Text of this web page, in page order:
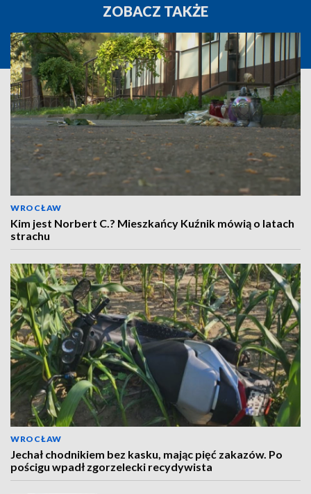
ZOBACZ TAKŻE
WROCŁAW
Kim jest Norbert C.? Mieszkańcy Kuźnik mówią o latach
strachu
WROCŁAW
Jechał chodnikiem bez kasku, mając pięć zakazów. Po
pościgu wpadł zgorzelecki recydywista